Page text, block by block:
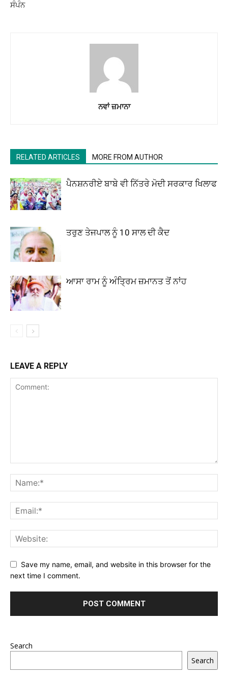
ਸੰਪੰਨ
ਨਵਾਂ ਜ਼ਮਾਨਾ
RELATED ARTICLES MORE FROM AUTHOR
ਪੈਨਸ਼ਨਰੀਏ ਬਾਬੇ ਵੀ ਨਿੱਤਰੇ ਮੋਦੀ ਸਰਕਾਰ ਖਿਲਾਫ
ਤਰੁਣ ਤੇਜਪਾਲ ਨੂੰ 10 ਸਾਲ ਦੀ ਕੈਦ
ਆਸਾ ਰਾਮ ਨੂੰ ਅੰਤ੍ਰਿਮ ਜ਼ਮਾਨਤ ਤੋਂ ਨਾਂਹ
LEAVE A REPLY
Save my name, email, and website in this browser for the
next time I comment.
Search
Search